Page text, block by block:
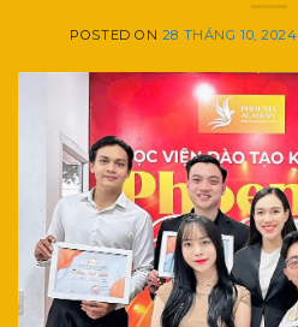
POSTED ON 28 THÁNG 10, 2024